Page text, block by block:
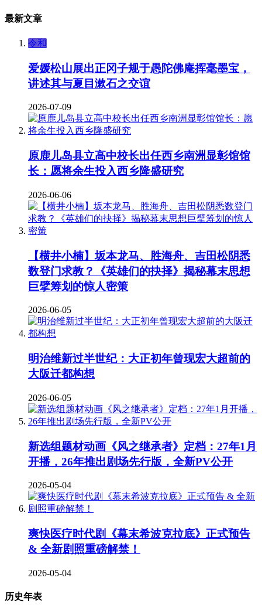
最新文章
令和
爱媛松山展出正冈子规于愚陀佛庵挥毫墨宝，
讲述其与夏目漱石之交谊
2026-07-09
原鹿儿岛县立高中校长出任西乡南洲显彰馆馆
长：愿将余生投入西乡隆盛研究
2026-06-06
【横井小楠】坂本龙马、胜海舟、吉田松阴悉
数登门求教？《英雄们的抉择》揭秘幕末思想
巨擘筹划的惊人密策
2026-06-05
明治维新过半世纪：大正初年曾现宏大超前的
大阪迁都构想
2026-06-05
新选组题材动画《风之继承者》定档：27年1月
开播，26年推出剧场先行版，全新PV公开
2026-05-04
爽快医疗时代剧《幕末希波克拉底》正式预告
& 全新剧照重磅解禁！
2026-05-04
历史年表